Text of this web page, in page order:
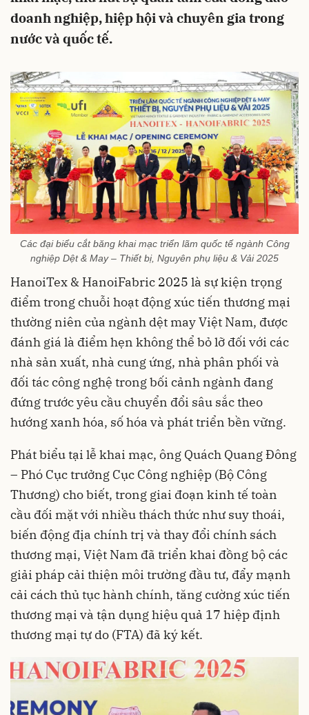
doanh nghiệp, hiệp hội và chuyên gia trong
nước và quốc tế.
Các đại biểu cắt băng khai mạc triển lãm quốc tế ngành Công
nghiệp Dệt & May – Thiết bị, Nguyên phụ liệu & Vải 2025
HanoiTex & HanoiFabric 2025 là sự kiện trọng
điểm trong chuỗi hoạt động xúc tiến thương mại
thường niên của ngành dệt may Việt Nam, được
đánh giá là điểm hẹn không thể bỏ lỡ đối với các
nhà sản xuất, nhà cung ứng, nhà phân phối và
đối tác công nghệ trong bối cảnh ngành đang
đứng trước yêu cầu chuyển đổi sâu sắc theo
hướng xanh hóa, số hóa và phát triển bền vững.
Phát biểu tại lễ khai mạc, ông Quách Quang Đông
– Phó Cục trưởng Cục Công nghiệp (Bộ Công
Thương) cho biết, trong giai đoạn kinh tế toàn
cầu đối mặt với nhiều thách thức như suy thoái,
biến động địa chính trị và thay đổi chính sách
thương mại, Việt Nam đã triển khai đồng bộ các
giải pháp cải thiện môi trường đầu tư, đẩy mạnh
cải cách thủ tục hành chính, tăng cường xúc tiến
thương mại và tận dụng hiệu quả 17 hiệp định
thương mại tự do (FTA) đã ký kết.